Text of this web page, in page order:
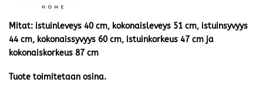
Mitat: istuinleveys 40 cm, kokonaisleveys 51 cm, istuinsyvyys
44 cm, kokonaissyvyys 60 cm, istuinkorkeus 47 cm ja
kokonaiskorkeus 87 cm
Tuote toimitetaan osina.